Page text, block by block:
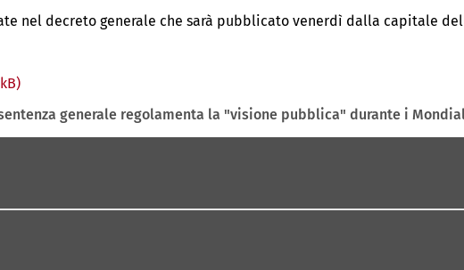
nel decreto generale che sarà pubblicato venerdì dalla capitale
generale regolamenta la "visione pubblica" durante i